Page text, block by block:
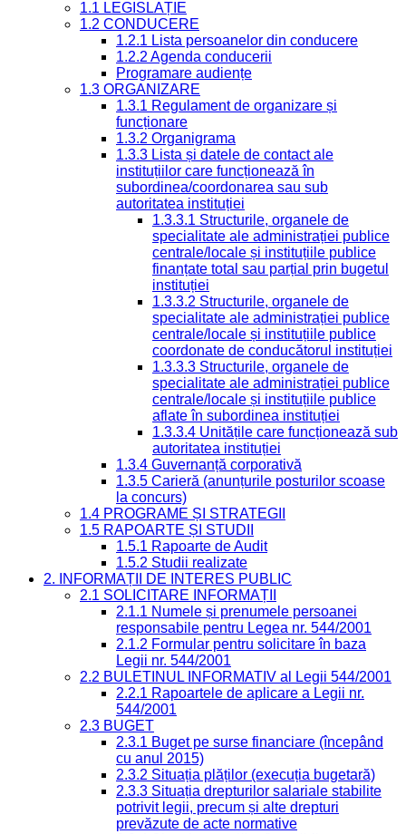
1.1 LEGISLAȚIE
1.2 CONDUCERE
1.2.1 Lista persoanelor din conducere
1.2.2 Agenda conducerii
Programare audiențe
1.3 ORGANIZARE
1.3.1 Regulament de organizare și
funcționare
1.3.2 Organigrama
1.3.3 Lista și datele de contact ale
instituțiilor care funcționează în
subordinea/coordonarea sau sub
autoritatea instituției
1.3.3.1 Structurile, organele de
specialitate ale administrației publice
centrale/locale și instituțiile publice
finanțate total sau parțial prin bugetul
instituției
1.3.3.2 Structurile, organele de
specialitate ale administrației publice
centrale/locale și instituțiile publice
coordonate de conducătorul instituției
1.3.3.3 Structurile, organele de
specialitate ale administrației publice
centrale/locale și instituțiile publice
aflate în subordinea instituției
1.3.3.4 Unitățile care funcționează sub
autoritatea instituției
1.3.4 Guvernanță corporativă
1.3.5 Carieră (anunțurile posturilor scoase
la concurs)
1.4 PROGRAME ȘI STRATEGII
1.5 RAPOARTE ȘI STUDII
1.5.1 Rapoarte de Audit
1.5.2 Studii realizate
2. INFORMAȚII DE INTERES PUBLIC
2.1 SOLICITARE INFORMAȚII
2.1.1 Numele și prenumele persoanei
responsabile pentru Legea nr. 544/2001
2.1.2 Formular pentru solicitare în baza
Legii nr. 544/2001
2.2 BULETINUL INFORMATIV al Legii 544/2001
2.2.1 Rapoartele de aplicare a Legii nr.
544/2001
2.3 BUGET
2.3.1 Buget pe surse financiare (începând
cu anul 2015)
2.3.2 Situația plăților (execuția bugetară)
2.3.3 Situația drepturilor salariale stabilite
potrivit legii, precum și alte drepturi
prevăzute de acte normative